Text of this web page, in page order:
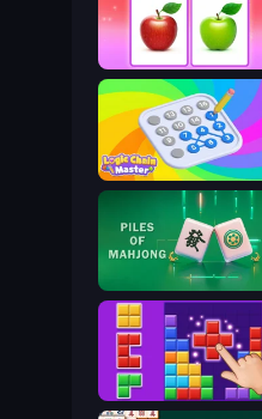
What's The Difference?
Logic Chain Master
Piles of Mahjong
BlockBuster Puzzle